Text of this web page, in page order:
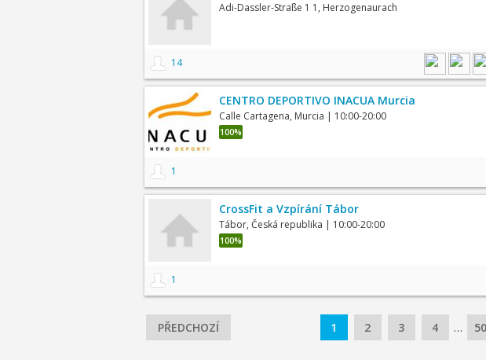
Adi-Dassler-Straße 1 1, Herzogenaurach
14
CENTRO DEPORTIVO INACUA Murcia
Calle Cartagena, Murcia | 10:00-20:00
100%
1
CrossFit a Vzpírání Tábor
Tábor, Česká republika | 10:00-20:00
100%
1
PŘEDCHOZÍ 1 2 3 4 … 50